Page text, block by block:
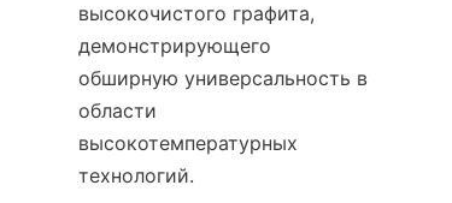
высокочистого графита,
демонстрирующего
обширную универсальность в
области
высокотемпературных
технологий.